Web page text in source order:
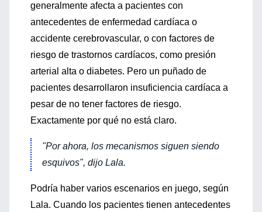
generalmente afecta a pacientes con
antecedentes de enfermedad cardíaca o
accidente cerebrovascular, o con factores de
riesgo de trastornos cardíacos, como presión
arterial alta o diabetes. Pero un puñado de
pacientes desarrollaron insuficiencia cardíaca a
pesar de no tener factores de riesgo.
Exactamente por qué no está claro.
"Por ahora, los mecanismos siguen siendo
esquivos", dijo Lala.
Podría haber varios escenarios en juego, según
Lala. Cuando los pacientes tienen antecedentes